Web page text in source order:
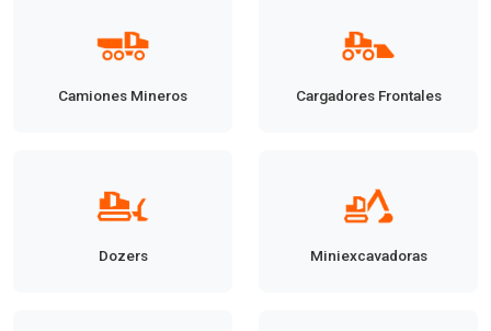
Camiones Mineros Cargadores Frontales
Dozers Miniexcavadoras